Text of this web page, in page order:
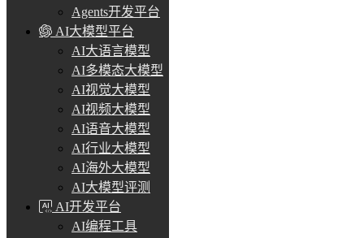
Agents开发平台
AI大模型平台
AI大语言模型
AI多模态大模型
AI视觉大模型
AI视频大模型
AI语音大模型
AI行业大模型
AI海外大模型
AI大模型评测
AI开发平台
AI编程工具